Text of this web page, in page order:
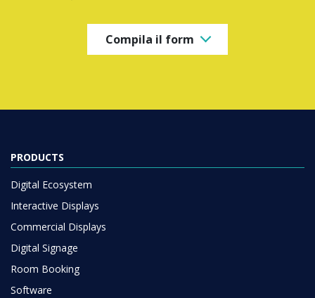
Compila il form
PRODUCTS
Digital Ecosystem
Interactive Displays
Commercial Displays
Digital Signage
Room Booking
Software